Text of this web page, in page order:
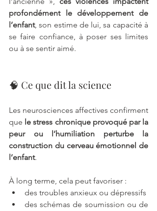
profondément le développement de
l’enfant, son estime de lui, sa capacité à
se faire confiance, à poser ses limites
ou à se sentir aimé.
🧠 Ce que dit la science
Les neurosciences affectives confirment
que le stress chronique provoqué par la
peur ou l’humiliation perturbe la
construction du cerveau émotionnel de
l’enfant.
À long terme, cela peut favoriser :
des troubles anxieux ou dépressifs
des schémas de soumission ou de